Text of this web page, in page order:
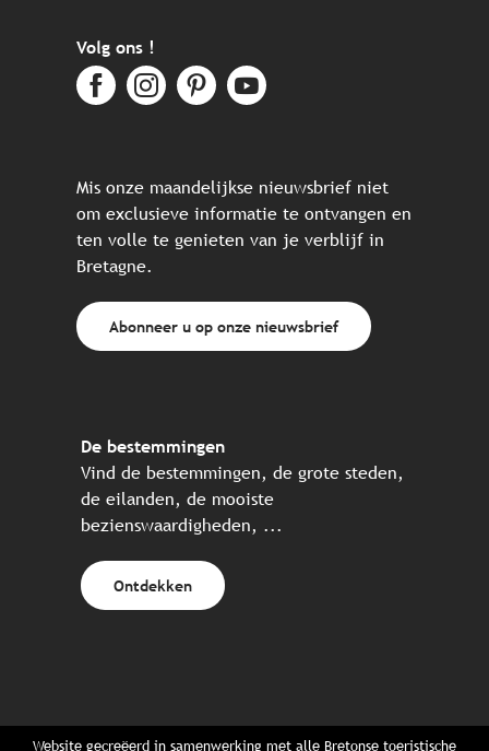
Volg ons !
Mis onze maandelijkse nieuwsbrief niet
om exclusieve informatie te ontvangen en
ten volle te genieten van je verblijf in
Bretagne.
Abonneer u op onze nieuwsbrief
De bestemmingen
Vind de bestemmingen, de grote steden,
de eilanden, de mooiste
bezienswaardigheden, ...
Ontdekken
Website gecreëerd in samenwerking met alle Bretonse toeristische